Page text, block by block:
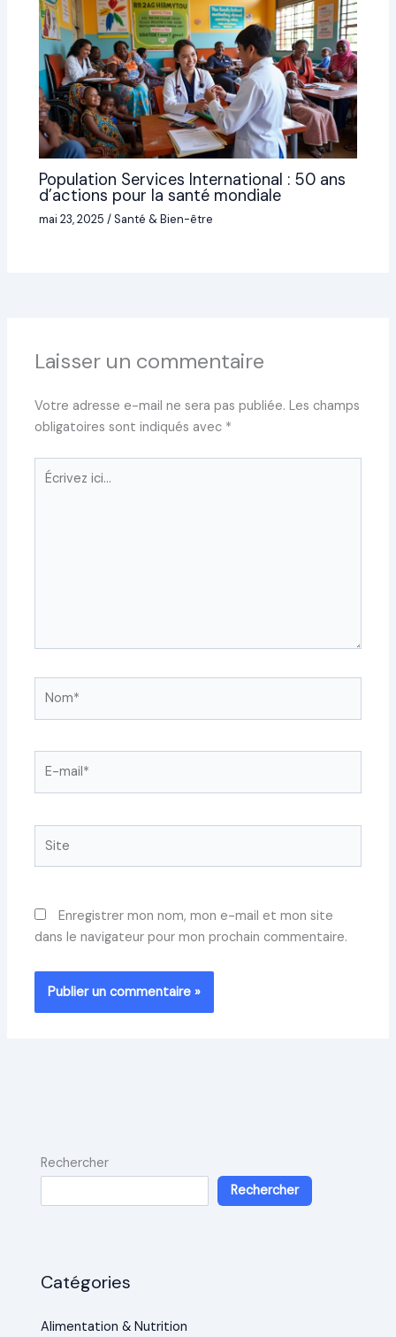
Population Services International : 50 ans
d’actions pour la santé mondiale
mai 23, 2025/Santé & Bien-être
Laisser un commentaire
Votre adresse e-mail ne sera pas publiée. Les champs
obligatoires sont indiqués avec *
Écrivez
ici…
Enregistrer mon nom, mon e-mail et mon site
dans le navigateur pour mon prochain commentaire.
Rechercher
Rechercher
Catégories
Alimentation & Nutrition